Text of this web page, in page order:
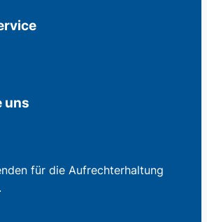
uns
für die Aufrechterhaltung